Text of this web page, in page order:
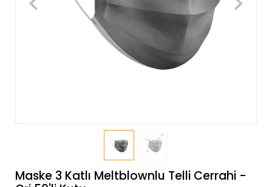
Maske 3 Katlı Meltblownlu Telli Cerrahi -